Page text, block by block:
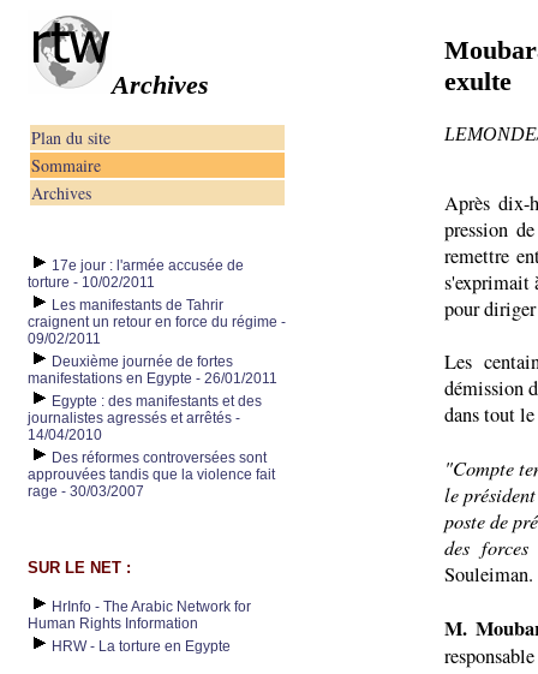
Archives
Plan du site
Sommaire
Archives
17e jour : l'armée accusée de
torture - 10/02/2011
Les manifestants de Tahrir
craignent un retour en force du régime -
09/02/2011
Deuxième journée de fortes
manifestations en Egypte - 26/01/2011
Egypte : des manifestants et des
journalistes agressés et arrêtés -
14/04/2010
Des réformes controversées sont
approuvées tandis que la violence fait
rage - 30/03/2007
SUR LE NET :
HrInfo - The Arabic Network for
Human Rights Information
HRW - La torture en Egypte
exulte
Après dix-
pression
remettre
s'exprimait
pour
Les
démission
dans tout le
"Compte
le
poste de
des
Souleiman.
M.